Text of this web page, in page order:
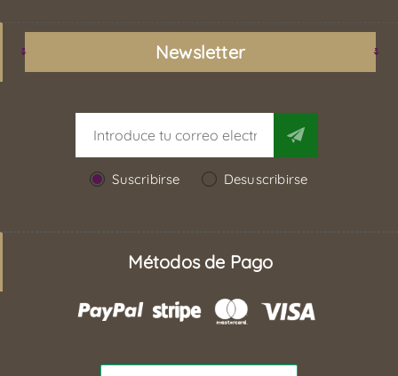
Newsletter
Suscribirse Desuscribirse
Métodos de Pago